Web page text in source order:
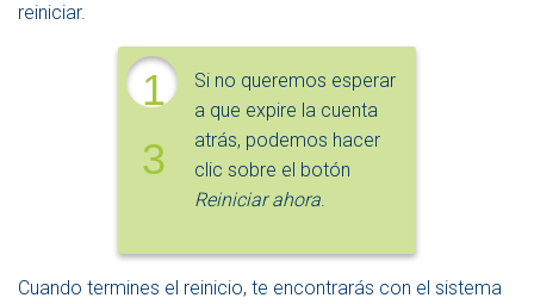
reiniciar.
1
3
Si no queremos esperar
a que expire la cuenta
atrás, podemos hacer
clic sobre el botón
Reiniciar ahora.
Cuando termines el reinicio, te encontrarás con el sistema